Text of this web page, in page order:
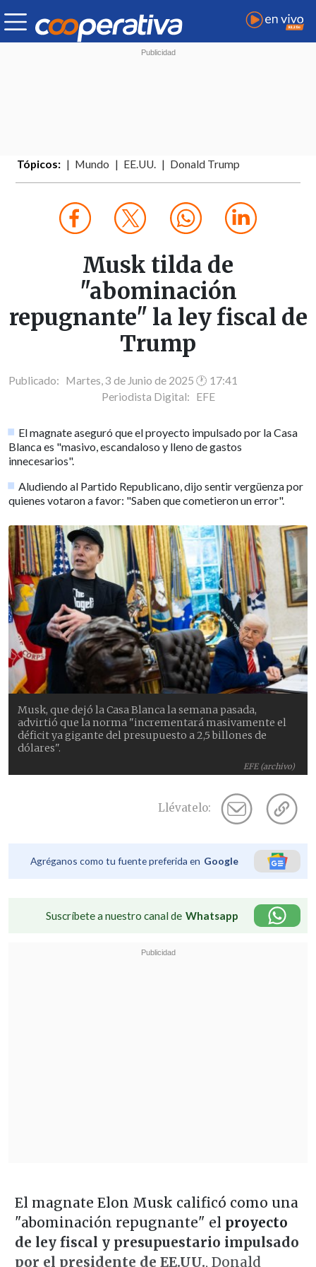
Tópicos: Mundo EE.UU. Donald Trump
Musk tilda de
"abominación
repugnante" la ley fiscal de
Trump
Publicado: Martes, 3 de Junio de 2025 🕐 17:41
Periodista Digital: EFE
El magnate aseguró que el proyecto impulsado por la Casa
Blanca es "masivo, escandaloso y lleno de gastos
innecesarios".
Aludiendo al Partido Republicano, dijo sentir vergüenza por
quienes votaron a favor: "Saben que cometieron un error".
EFE (archivo)
Musk, que dejó la Casa Blanca la semana pasada,
advirtió que la norma "incrementará masivamente el
déficit ya gigante del presupuesto a 2,5 billones de
dólares".
Llévatelo:
Agréganos como tu fuente preferida en Google
Suscríbete a nuestro canal de Whatsapp
El magnate Elon Musk calificó como una
"abominación repugnante" el proyecto
de ley fiscal y presupuestario impulsado
por el presidente de EE.UU., Donald